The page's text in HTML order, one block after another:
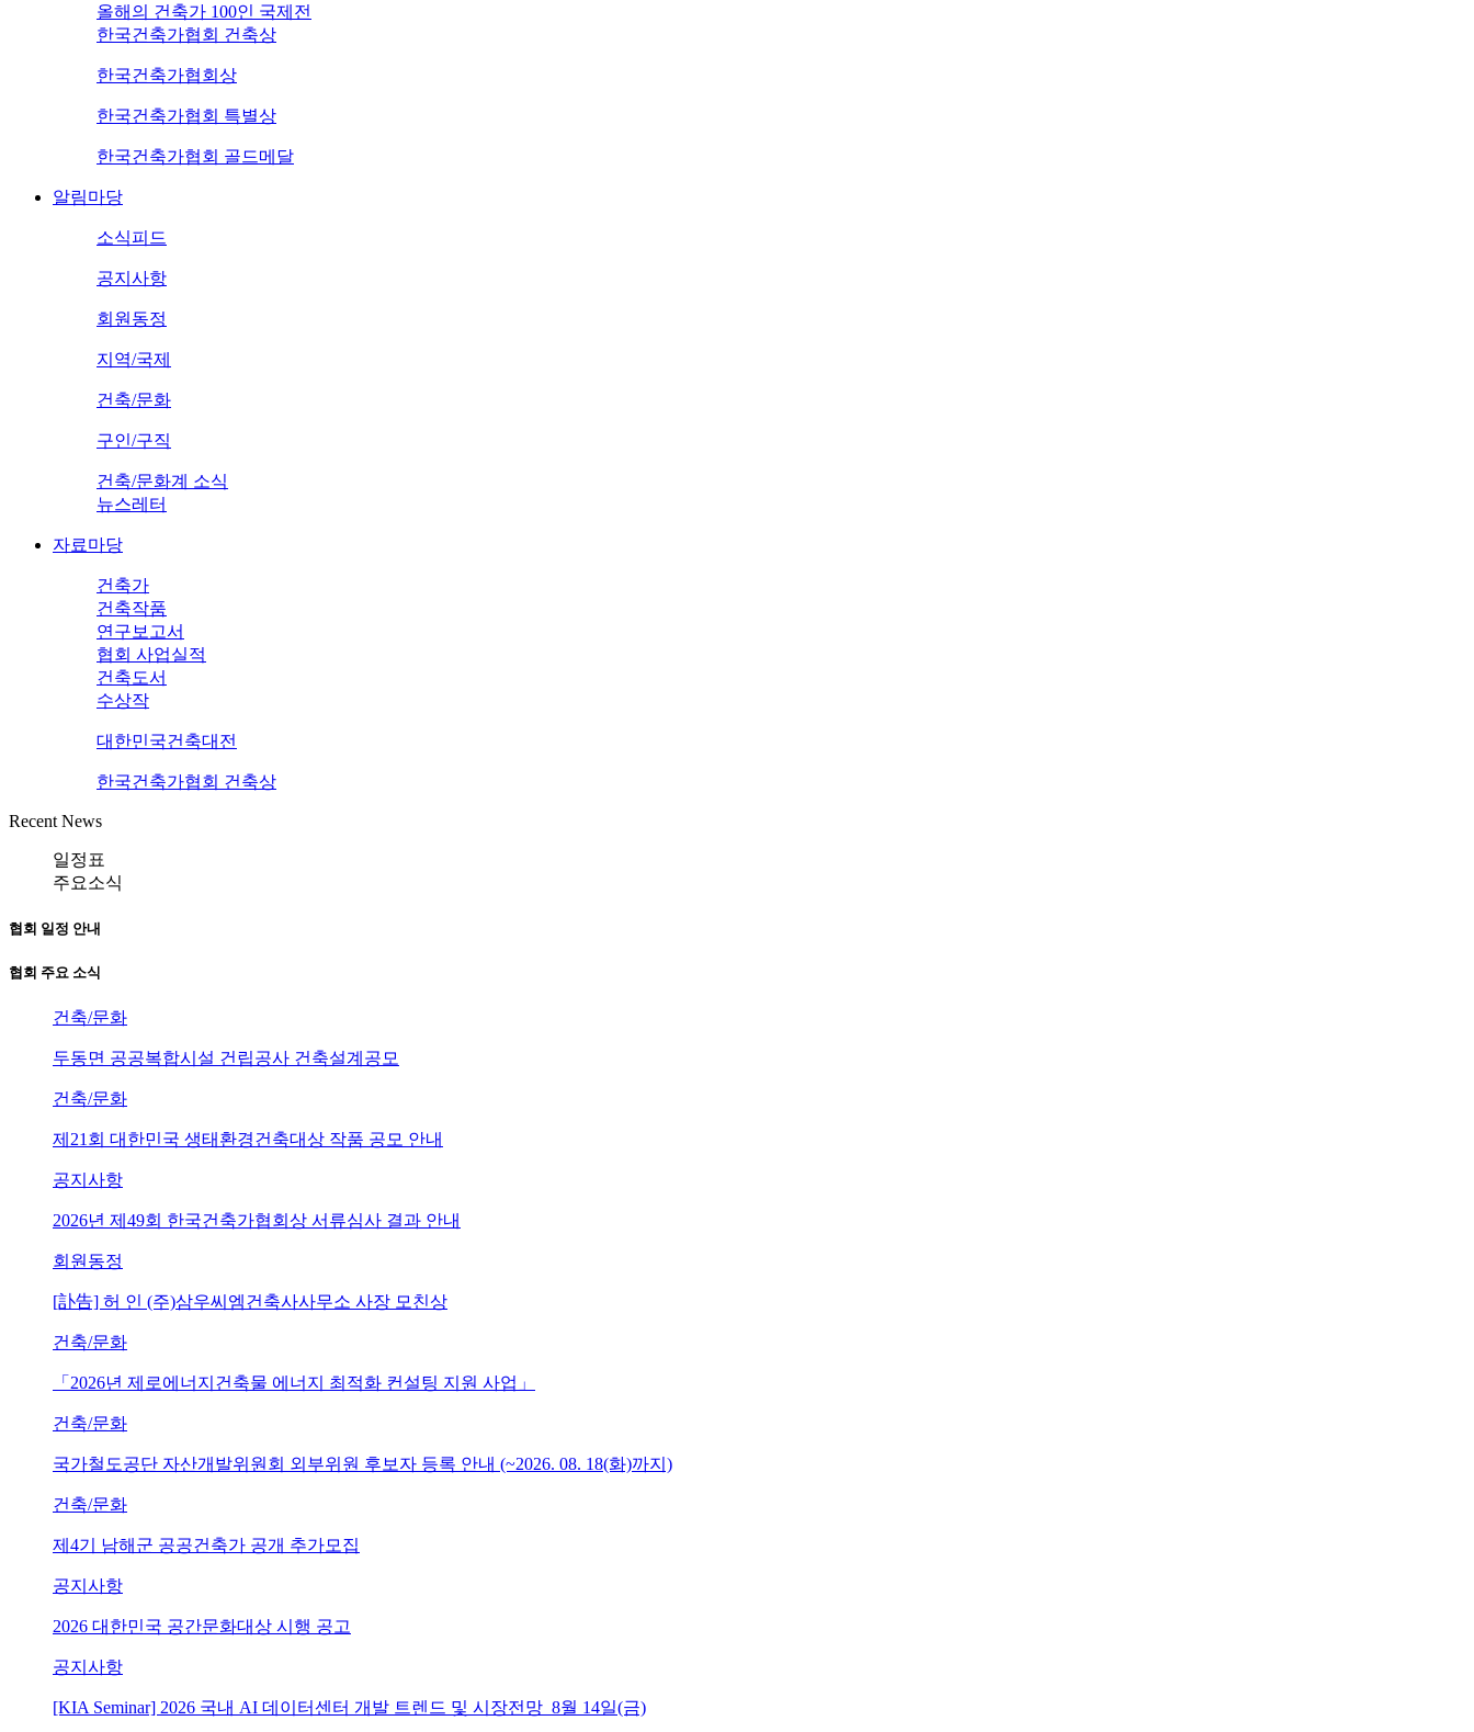
올해의 건축가 100인 국제전
한국건축가협회 건축상
한국건축가협회상
한국건축가협회 특별상
한국건축가협회 골드메달
알림마당
소식피드
공지사항
회원동정
지역/국제
건축/문화
구인/구직
건축/문화계 소식
뉴스레터
자료마당
건축가
건축작품
연구보고서
협회 사업실적
건축도서
수상작
대한민국건축대전
한국건축가협회 건축상
Recent News
일정표
주요소식
협회 일정 안내
협회 주요 소식
건축/문화
두동면 공공복합시설 건립공사 건축설계공모
건축/문화
제21회 대한민국 생태환경건축대상 작품 공모 안내
공지사항
2026년 제49회 한국건축가협회상 서류심사 결과 안내
회원동정
[訃告] 허 인 (주)삼우씨엠건축사사무소 사장 모친상
건축/문화
「2026년 제로에너지건축물 에너지 최적화 컨설팅 지원 사업」
건축/문화
국가철도공단 자산개발위원회 외부위원 후보자 등록 안내 (~2026. 08. 18(화)까지)
건축/문화
제4기 남해군 공공건축가 공개 추가모집
공지사항
2026 대한민국 공간문화대상 시행 공고
공지사항
[KIA Seminar] 2026 국내 AI 데이터센터 개발 트렌드 및 시장전망_8월 14일(금)